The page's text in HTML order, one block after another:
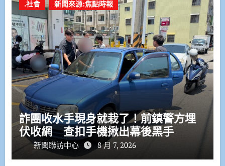
.社會 新聞來源:焦點時報
詐團收水手現身就栽了！前鎮警方埋
伏收網 查扣手機揪出幕後黑手
新聞聯訪中心 8 月 7, 2026